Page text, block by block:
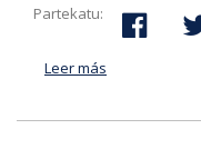
Partekatu:
Leer más